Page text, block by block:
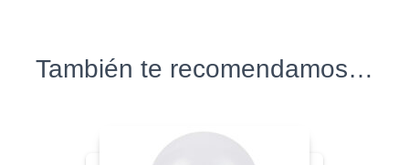
También te recomendamos…